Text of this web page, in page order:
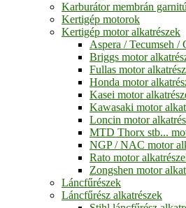
Karburátor membrán
Kertigép motorok
Kertigép motor alkatrészek
Aspera / Tecumseh /
Briggs motor
Fullas motor
Honda motor
Kasei motor
Kawasaki motor
Loncin motor
MTD Thorx stb...
NGP / NAC motor
Rato motor
Zongshen motor
Láncfűrészek
Láncfűrész alkatrészek